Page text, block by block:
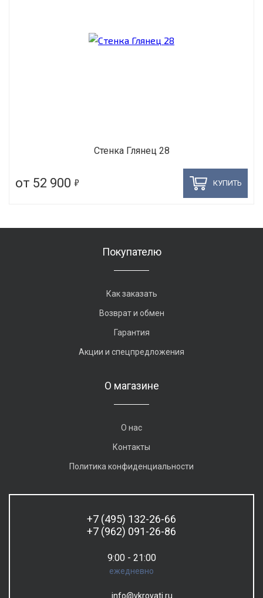
Стенка Глянец 28
от 52 900 5 КУПИТЬ
Покупателю
Как заказать
Возврат и обмен
Гарантия
Акции и спецпредложения
О магазине
О нас
Контакты
Политика конфиденциальности
+7 (495) 132-26-66
+7 (962) 091-26-86
9:00 - 21:00
ежедневно
info@vkrovati.ru